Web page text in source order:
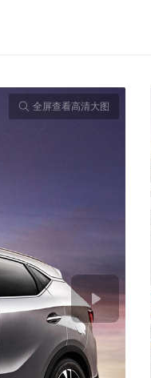
全屏查看高清大图